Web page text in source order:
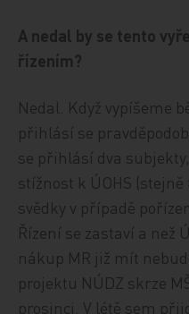
A nedal by se tento
řízením?
Nedal. Když vypíšeme
přihlásí se
se přihlásí dva
stížnost k ÚOHS
svědky v případě
Řízení se zastaví a než
nákup MR již mít
projektu NÚDZ skrze
prosinci. V létě sem